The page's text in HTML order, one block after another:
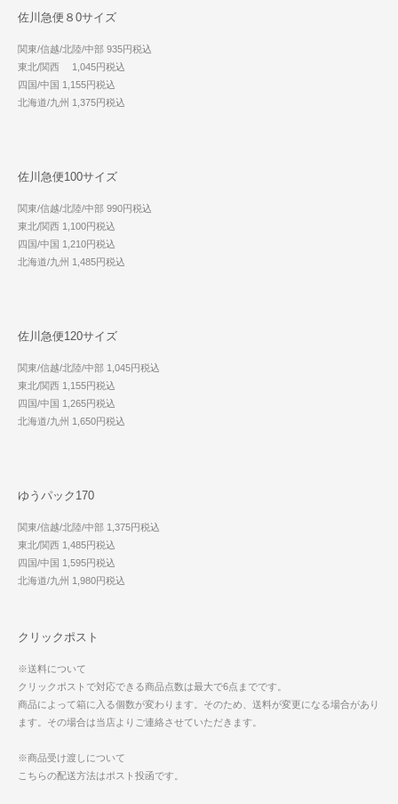
佐川急便８0サイズ
関東/信越/北陸/中部 935円税込
東北/関西 1,045円税込
四国/中国 1,155円税込
北海道/九州 1,375円税込
佐川急便100サイズ
関東/信越/北陸/中部 990円税込
東北/関西 1,100円税込
四国/中国 1,210円税込
北海道/九州 1,485円税込
佐川急便120サイズ
関東/信越/北陸/中部 1,045円税込
東北/関西 1,155円税込
四国/中国 1,265円税込
北海道/九州 1,650円税込
ゆうパック170
関東/信越/北陸/中部 1,375円税込
東北/関西 1,485円税込
四国/中国 1,595円税込
北海道/九州 1,980円税込
クリックポスト
※送料について
クリックポストで対応できる商品点数は最大で6点までです。
商品によって箱に入る個数が変わります。そのため、送料が変更になる場合があり
ます。その場合は当店よりご連絡させていただきます。
※商品受け渡しについて
こちらの配送方法はポスト投函です。